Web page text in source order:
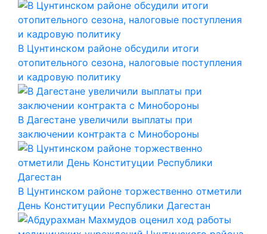
В Цунтинском районе обсудили итоги
отопительного сезона, налоговые поступления
и кадровую политику
В Дагестане увеличили выплаты при
заключении контракта с Минобороны
В Цунтинском районе торжественно отметили
День Конституции Республики Дагестан